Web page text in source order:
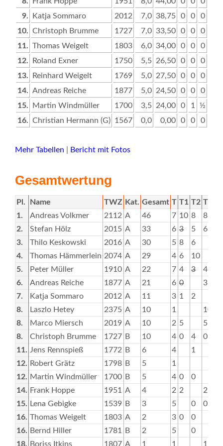
9.
Katja Sommaro 2012 7,0 38,75 0 0 0
10. Christoph Brumme 1727 7,0 33,50 0 0 0
11. Thomas Weigelt 1803 6,0 34,00 0 0 0
12.
Roland Exner 1750 5,5 26,50 0 0 0
13.
Reinhard Weigelt 1769 5,0 27,50 0 0 0
14. Andreas Reiche 1877 5,0 24,50 0 0 0
15.
Martin Windmüller 1700 3,5 24,00 0 1 ½
16. Christian Hermann (G) 1567 0,0 0,00 0 0 0
Mehr Tabellen Bericht mit Fotos
Gesamtwertung
Pl. Name TWZ Kat. Gesamt T T1 T2 T3
1.
Andreas Volkmer 2112 A 46 7 10 8 8
2.
Stefan Hölz 2015 A 33 6 3 5 6
3.
Thilo Keskowski 2016 A 30 5 8 6
4.
Thomas Hämmerlein 2074 A 29 4 6
10
5.
Peter Müller 1910 A 22 7 4 3 4
6.
Andreas Reiche 1877 A 21 6 0 3
7.
Katja Sommaro 2012 A 11 3 1
2
8.
Laszlo Hetey 2375 A 10 1
10
8.
Marco Miersch 2019 A 10 2 5
5
8.
Christoph Brumme 1727 B 10 4 0 4
0
11. Jens Rennspieß 1772 B 6 4
1
12. Robert Grätz 1798 B 5
1
12. Martin Windmüller 1700 B 5 4 0
0
14. Frank Hoppe 1951 A 4 2 2
2
15. Lena Gebigke 1539 B 3 5 0 0
16. Thomas Weigelt 1803 A 2 3 0
0
16. Bernd Hiller 1781 B 2 5 0
18. Boriss Itkins 1807 A 1 1 1